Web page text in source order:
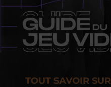
TOUT SAVOIR